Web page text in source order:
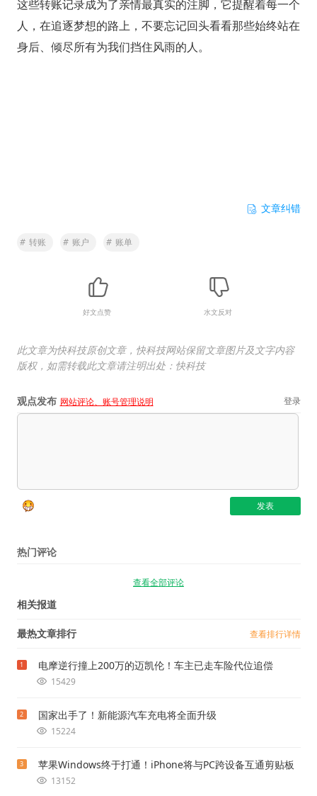
这些转账记录成为了亲情最真实的注脚，它提醒着每一个
人，在追逐梦想的路上，不要忘记回头看看那些始终站在
身后、倾尽所有为我们挡住风雨的人。
文章纠错
# 转账 # 账户 # 账单
好文点赞 水文反对
此文章为快科技原创文章，快科技网站保留文章图片及文字内容
版权，如需转载此文章请注明出处：快科技
观点发布 网站评论、账号管理说明 登录
热门评论
查看全部评论
相关报道
最热文章排行 查看排行详情
1 电摩逆行撞上200万的迈凯伦！车主已走车险代位追偿
15429
2 国家出手了！新能源汽车充电将全面升级
15224
3 苹果Windows终于打通！iPhone将与PC跨设备互通剪贴板
13152